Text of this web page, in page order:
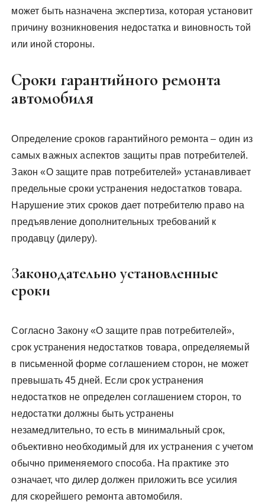
может быть назначена экспертиза, которая установит
причину возникновения недостатка и виновность той
или иной стороны.
Сроки гарантийного ремонта
автомобиля
Определение сроков гарантийного ремонта – один из
самых важных аспектов защиты прав потребителей.
Закон «О защите прав потребителей» устанавливает
предельные сроки устранения недостатков товара.
Нарушение этих сроков дает потребителю право на
предъявление дополнительных требований к
продавцу (дилеру).
Законодательно установленные
сроки
Согласно Закону «О защите прав потребителей»,
срок устранения недостатков товара, определяемый
в письменной форме соглашением сторон, не может
превышать 45 дней. Если срок устранения
недостатков не определен соглашением сторон, то
недостатки должны быть устранены
незамедлительно, то есть в минимальный срок,
объективно необходимый для их устранения с учетом
обычно применяемого способа. На практике это
означает, что дилер должен приложить все усилия
для скорейшего ремонта автомобиля.